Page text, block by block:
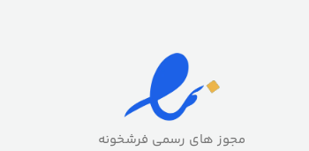
مجوز های رسمی فرشخونه